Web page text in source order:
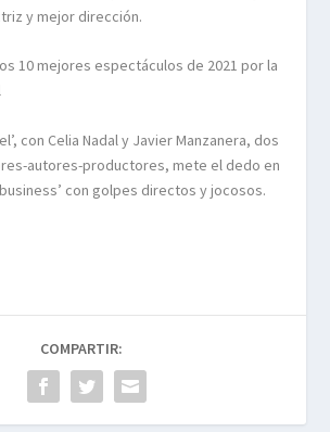
y mejor dirección.
10 mejores espectáculos de 2021 por la
con Celia Nadal y Javier Manzanera, dos
autores-productores, mete el dedo en
con golpes directos y jocosos.
COMPARTIR: